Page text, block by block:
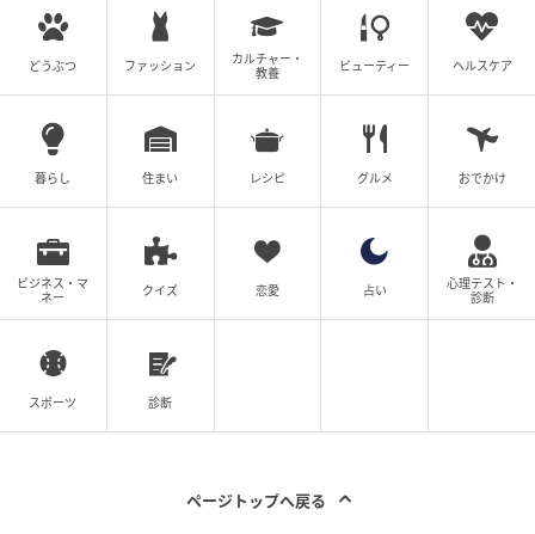
元記事で読む
クリエイター情報
ベビーカレンダー
索、おでかけ情報、離乳食レシピまで。月間利用者1
000万人以上。
作品をもっとみる
の記事をもっとみる
どうぶつ ファッション
カルチャー・
教養
ビューティー ヘルスケア
暮らし 住まい レシピ グルメ おでかけ
ビジネス・マ
ネー
クイズ 恋愛 占い
心理テスト・
診断
スポーツ 診断
ページトップへ戻る